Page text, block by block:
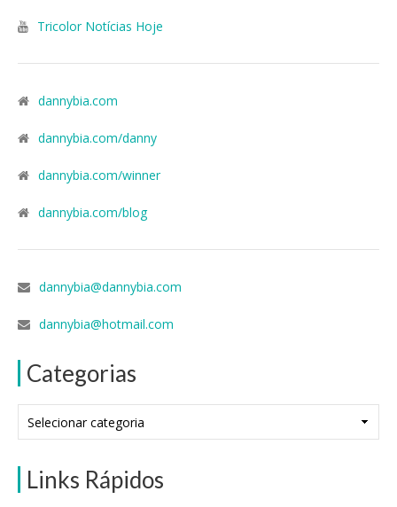
Tricolor Notícias Hoje
dannybia.com
dannybia.com/danny
dannybia.com/winner
dannybia.com/blog
dannybia@dannybia.com
dannybia@hotmail.com
Categorias
Links Rápidos